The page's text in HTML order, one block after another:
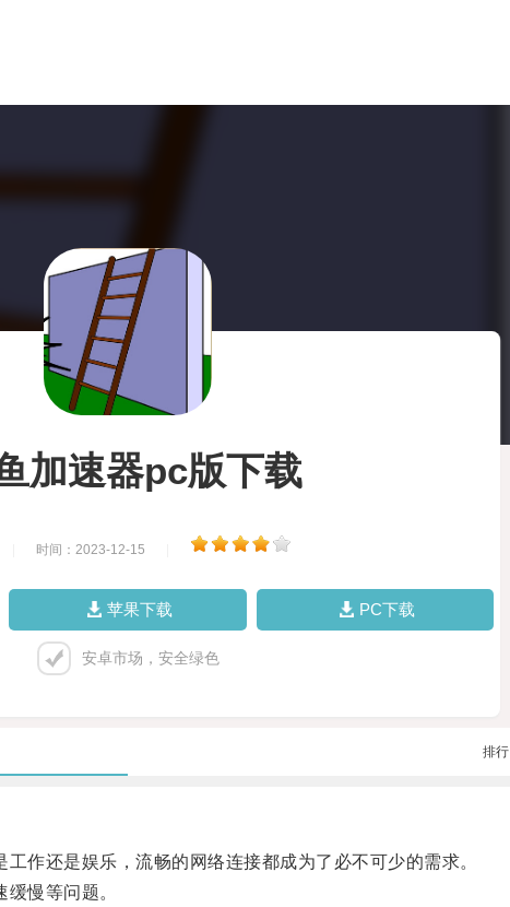
加速器pc版下载
时间：2023-12-15
苹果下载 PC下载
安卓市场，安全绿色
排行
还是娱乐，流畅的网络连接都成为了必不可少的需求。
慢等问题。